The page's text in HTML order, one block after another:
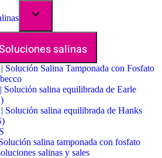
salinas
Solución Salina Tamponada con Fosfato
Solución salina equilibrada de Earle
Solución salina equilibrada de Hanks
salina tamponada con fosfato
salinas y sales